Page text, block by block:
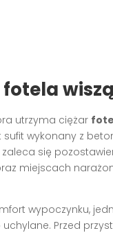
utrzyma ciężar
wykonany z
się
miejscach
wypoczynku,
uchylane. Przed